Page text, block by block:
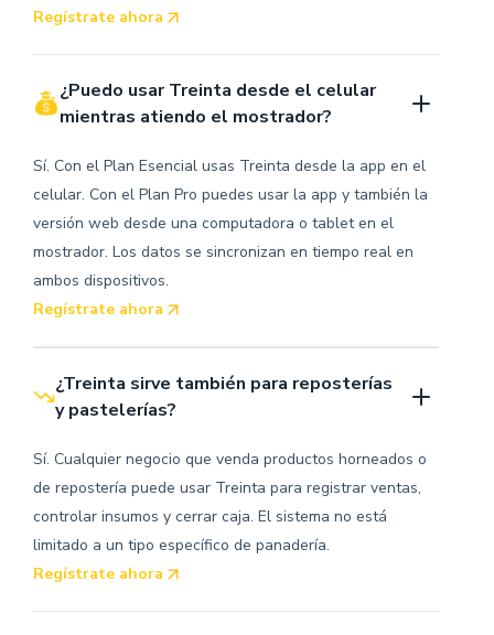
Regístrate ahora
¿Puedo usar Treinta desde el celular
mientras atiendo el mostrador?
Sí. Con el Plan Esencial usas Treinta desde la app en el
celular. Con el Plan Pro puedes usar la app y también la
versión web desde una computadora o tablet en el
mostrador. Los datos se sincronizan en tiempo real en
ambos dispositivos.
Regístrate ahora
¿Treinta sirve también para reposterías
y pastelerías?
Sí. Cualquier negocio que venda productos horneados o
de repostería puede usar Treinta para registrar ventas,
controlar insumos y cerrar caja. El sistema no está
limitado a un tipo específico de panadería.
Regístrate ahora